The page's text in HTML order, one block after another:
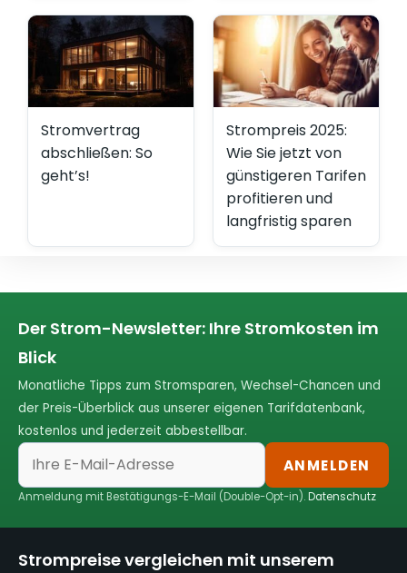
Stromvertrag
abschließen: So
geht’s!
Strompreis 2025:
Wie Sie jetzt von
günstigeren Tarifen
profitieren und
langfristig sparen
Der Strom-Newsletter: Ihre Stromkosten im
Blick
Monatliche Tipps zum Stromsparen, Wechsel-Chancen und
der Preis-Überblick aus unserer eigenen Tarifdatenbank,
kostenlos und jederzeit abbestellbar.
ANMELDEN
Anmeldung mit Bestätigungs-E-Mail (Double-Opt-in).Datenschutz
Strompreise vergleichen mit unserem